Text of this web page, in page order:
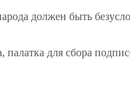
должен быть
для сбора